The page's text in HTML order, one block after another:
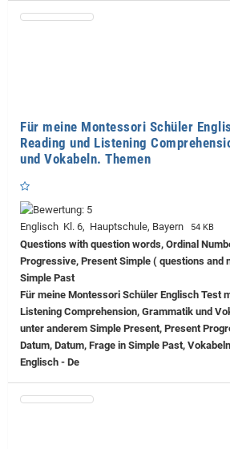
Für meine Montessori Schüler
Reading und Listening
und Vokabeln. Themen
Englisch Kl. 6, Hauptschule, Bayern 54 KB
Questions with question words, Ordinal
Progressive, Present Simple ( questions and
Simple Past
Für meine Montessori Schüler Englisch Test
Listening Comprehension, Grammatik und
unter anderem Simple Present, Present
Datum, Datum, Frage in Simple Past,
Englisch - De